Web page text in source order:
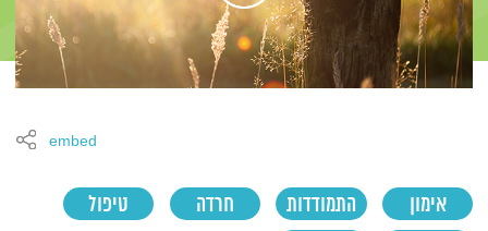
אימון התמודדות חרדה
טיפול
embed